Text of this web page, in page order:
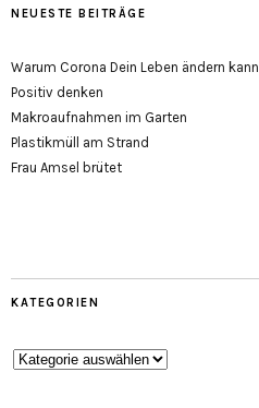
NEUESTE BEITRÄGE
Warum Corona Dein Leben ändern kann
Positiv denken
Makroaufnahmen im Garten
Plastikmüll am Strand
Frau Amsel brütet
KATEGORIEN
Kategorien